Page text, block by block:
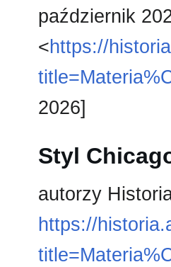
październik
<https://
2026]
Styl
autorzy
https://